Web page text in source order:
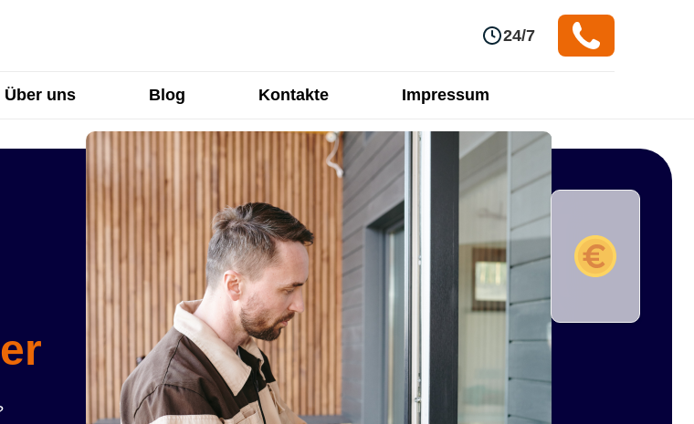
24/7
Über uns Blog Kontakte Impressum